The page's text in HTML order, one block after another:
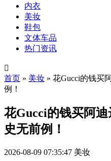
内衣
美妆
鞋包
文体车品
热门资讯

首页 » 美妆 » 花Gucci的钱买
例！
花Gucci的钱买阿
史无前例！
2026-08-09 07:35:47 美妆